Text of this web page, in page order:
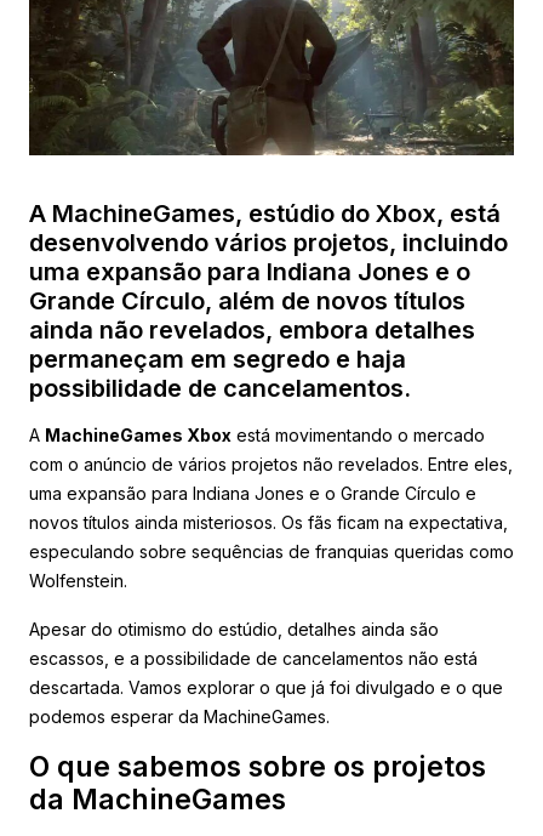
A MachineGames, estúdio do Xbox, está
desenvolvendo vários projetos, incluindo
uma expansão para Indiana Jones e o
Grande Círculo, além de novos títulos
ainda não revelados, embora detalhes
permaneçam em segredo e haja
possibilidade de cancelamentos.
A MachineGames Xbox está movimentando o mercado
com o anúncio de vários projetos não revelados. Entre eles,
uma expansão para Indiana Jones e o Grande Círculo e
novos títulos ainda misteriosos. Os fãs ficam na expectativa,
especulando sobre sequências de franquias queridas como
Wolfenstein.
Apesar do otimismo do estúdio, detalhes ainda são
escassos, e a possibilidade de cancelamentos não está
descartada. Vamos explorar o que já foi divulgado e o que
podemos esperar da MachineGames.
O que sabemos sobre os projetos
da MachineGames